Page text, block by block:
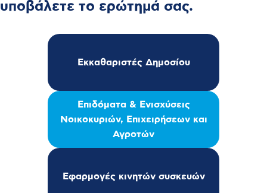
υποβάλετε το ερώτημά σας.
Εκκαθαριστές Δημοσίου
Επιδόματα & Ενισχύσεις
Νοικοκυριών, Επιχειρήσεων και
Αγροτών
Εφαρμογές κινητών συσκευών